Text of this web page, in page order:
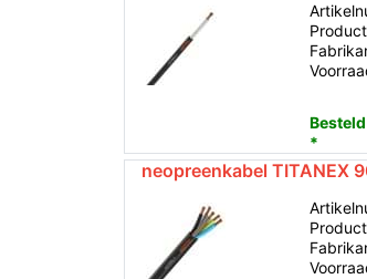
*
neopreenkabel TITANEX